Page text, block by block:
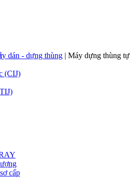
(CIJ)
cấp
dán - dựng thùng | Máy dựng thùng tự